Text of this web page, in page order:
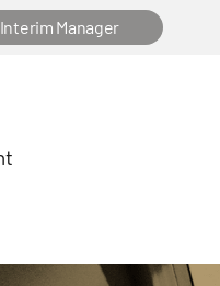
Manager